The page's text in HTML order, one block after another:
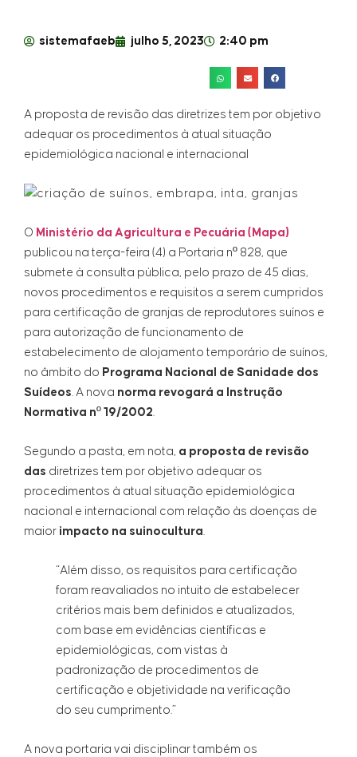
sistemafaeb julho 5, 2023 2:40 pm
A proposta de revisão das diretrizes tem por objetivo
adequar os procedimentos à atual situação
epidemiológica nacional e internacional
O Ministério da Agricultura e Pecuária (Mapa)
publicou na terça-feira (4) a Portaria nº 828, que
submete à consulta pública, pelo prazo de 45 dias,
novos procedimentos e requisitos a serem cumpridos
para certificação de granjas de reprodutores suínos e
para autorização de funcionamento de
estabelecimento de alojamento temporário de suínos,
no âmbito do Programa Nacional de Sanidade dos
Suídeos. A nova norma revogará a Instrução
Normativa nº 19/2002.
Segundo a pasta, em nota, a proposta de revisão
das diretrizes tem por objetivo adequar os
procedimentos à atual situação epidemiológica
nacional e internacional com relação às doenças de
maior impacto na suinocultura.
“Além disso, os requisitos para certificação
foram reavaliados no intuito de estabelecer
critérios mais bem definidos e atualizados,
com base em evidências científicas e
epidemiológicas, com vistas à
padronização de procedimentos de
certificação e objetividade na verificação
do seu cumprimento.”
A nova portaria vai disciplinar também os